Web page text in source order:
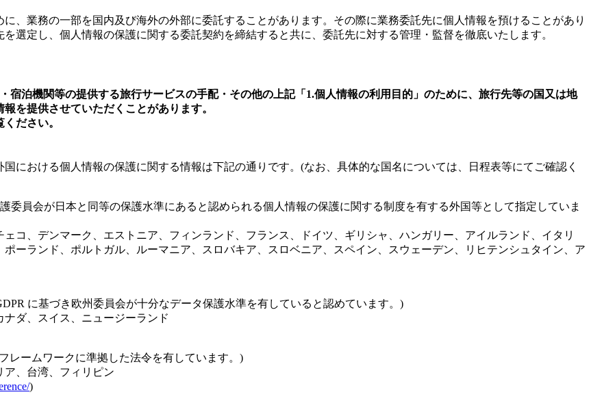
、業務の一部を国内及び海外の外部に委託することがあります。その際に業務委託先に個人情報を預けることがあり
選定し、個人情報の保護に関する委託契約を締結すると共に、委託先に対する管理・監督を徹底いたします。
宿泊機関等の提供する旅行サービスの手配・その他の上記「1.個人情報の利用目的」のために、旅行先等の国又は地
を提供させていただくことがあります。
ださい。
における個人情報の保護に関する情報は下記の通りです。(なお、具体的な国名については、日程表等にてご確認く
員会が日本と同等の保護水準にあると認められる個人情報の保護に関する制度を有する外国等として指定していま
コ、デンマーク、エストニア、フィンランド、フランス、ドイツ、ギリシャ、ハンガリー、アイルランド、イタリ
ーランド、ポルトガル、ルーマニア、スロバキア、スロベニア、スペイン、スウェーデン、リヒテンシュタイン、ア
に基づき欧州委員会が十分なデータ保護水準を有していると認めています。)
ダ、スイス、ニュージーランド
レームワークに準拠した法令を有しています。)
ア、台湾、フィリピン
)